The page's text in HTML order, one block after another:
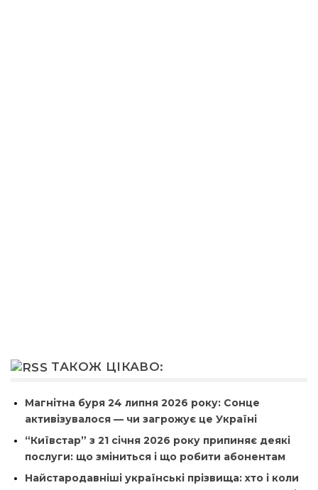
ТАКОЖ ЦІКАВО:
Магнітна буря 24 липня 2026 року: Сонце
активізувалося — чи загрожує це Україні
“Київстар” з 21 січня 2026 року припиняє деякі
послуги: що зміниться і що робити абонентам
Найстародавніші українські прізвища: хто і коли